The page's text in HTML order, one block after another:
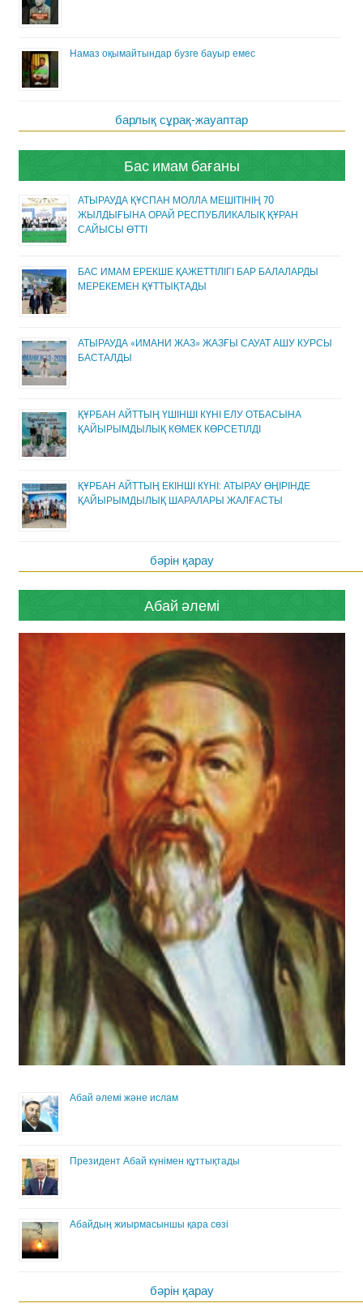
Намаз оқымайтындар бузге бауыр емес
барлық сұрақ-жауаптар
Бас имам бағаны
АТЫРАУДА ҚҰСПАН МОЛЛА МЕШІТІНІҢ 70
ЖЫЛДЫҒЫНА ОРАЙ РЕСПУБЛИКАЛЫҚ ҚҰРАН
САЙЫСЫ ӨТТІ
БАС ИМАМ ЕРЕКШЕ ҚАЖЕТТІЛІГІ БАР БАЛАЛАРДЫ
МЕРЕКЕМЕН ҚҰТТЫҚТАДЫ
АТЫРАУДА «ИМАНИ ЖАЗ» ЖАЗҒЫ САУАТ АШУ КУРСЫ
БАСТАЛДЫ
ҚҰРБАН АЙТТЫҢ ҮШІНШІ КҮНІ ЕЛУ ОТБАСЫНА
ҚАЙЫРЫМДЫЛЫҚ КӨМЕК КӨРСЕТІЛДІ
ҚҰРБАН АЙТТЫҢ ЕКІНШІ КҮНІ: АТЫРАУ ӨҢІРІНДЕ
ҚАЙЫРЫМДЫЛЫҚ ШАРАЛАРЫ ЖАЛҒАСТЫ
бәрін қарау
Абай әлемі
Абай әлемі және ислам
Президент Абай күнімен құттықтады
Абайдың жиырмасыншы қара сөзі
бәрін қарау